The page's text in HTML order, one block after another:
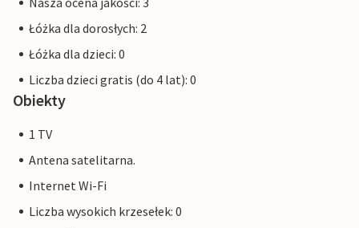
Łóżka dla dorosłych: 2
Łóżka dla dzieci: 0
Liczba dzieci gratis (do 4 lat): 0
Obiekty
1 TV
Antena satelitarna.
Internet Wi-Fi
Liczba wysokich krzesełek: 0